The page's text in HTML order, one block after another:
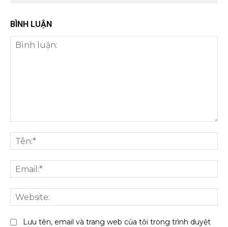
BÌNH LUẬN
luận:
Lưu tên, email và trang web của tôi trong trình duyệt